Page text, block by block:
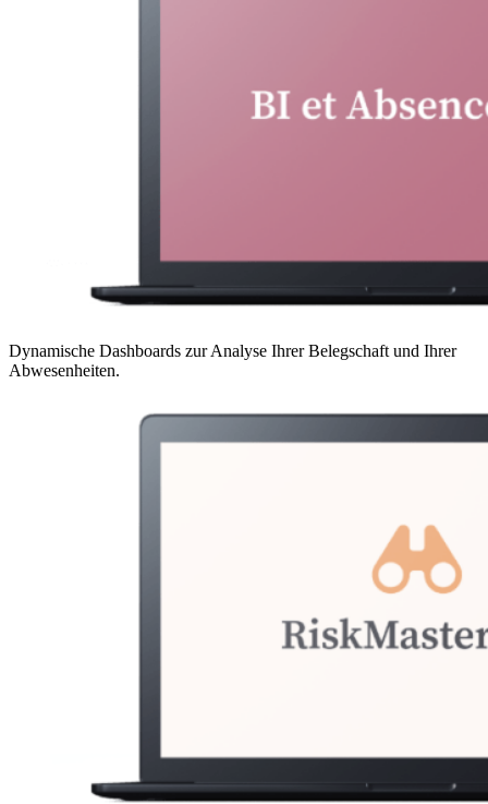
Dynamische Dashboards zur Analyse Ihrer Belegschaft und Ihrer
Abwesenheiten.